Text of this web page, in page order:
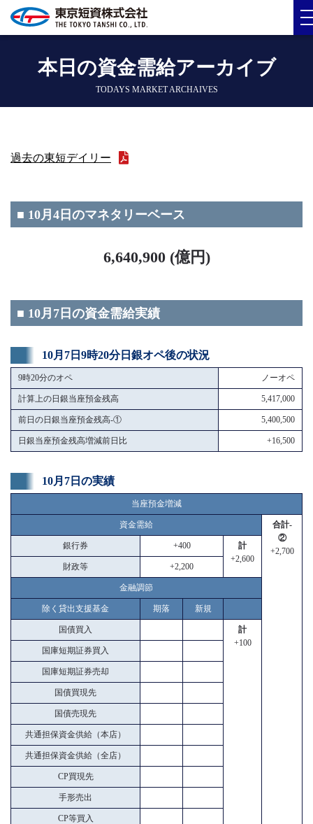
本日の資金需給アーカイブ
TODAYS MARKET ARCHAIVES
過去の東短デイリー
■ 10月4日のマネタリーベース
6,640,900 (億円)
■ 10月7日の資金需給実績
10月7日9時20分日銀オペ後の状況
9時20分のオペ ノーオペ
計算上の日銀当座預金残高 5,417,000
前日の日銀当座預金残高-① 5,400,500
日銀当座預金残高増減前日比 +16,500
10月7日の実績
当座預金増減
資金需給
合計-
②
+2,700
銀行券 +400
計
+2,600
財政等 +2,200
金融調節
除く貸出支援基金 期落 新規
国債買入
計
+100
国庫短期証券買入
国庫短期証券売却
国債買現先
国債売現先
共通担保資金供給（本店）
共通担保資金供給（全店）
CP買現先
手形売出
CP等買入